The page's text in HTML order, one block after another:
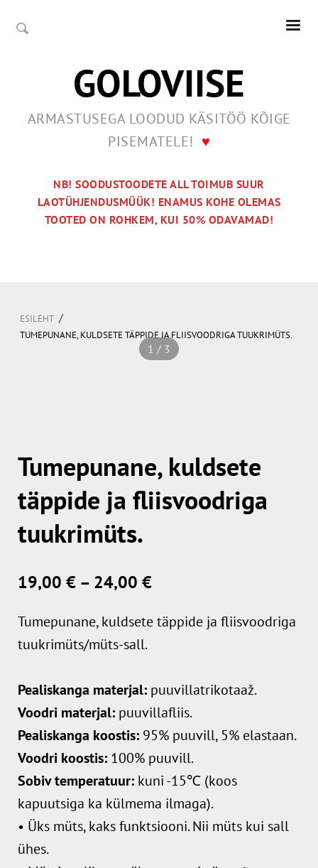
GOLOVIISE
ARMASTUSEGA LOODUD KÄSITÖÖ KÕIGE
PISEMATELE! ♥
NB! SOODUSTOODETE ALL TOIMUB SUUR
LAOTÜHJENDUSMÜÜK! ENAMUS KOHE OLEMAS
TOOTED ON ROHKEM, KUI 50% ODAVAMAD!
ESILEHT /
TUMEPUNANE, KULDSETE TÄPPIDE JA FLIISVOODRIGA TUUKRIMÜTS.
1 / 3
Tumepunane, kuldsete
täppide ja fliisvoodriga
tuukrimüts.
19,00 € – 24,00 €
Tumepunane, kuldsete täppide ja fliisvoodriga
tuukrimüts/müts-sall.
Pealiskanga materjal: puuvillatrikotaaž.
Voodri materjal: puuvillafliis.
Pealiskanga koostis: 95% puuvill, 5% elastaan.
Voodri koostis: 100% puuvill.
Sobiv temperatuur: kuni -15℃ (koos
kapuutsiga ka külmema ilmaga).
• Üks müts, kaks funktsiooni. Nii müts kui sall
ühes.